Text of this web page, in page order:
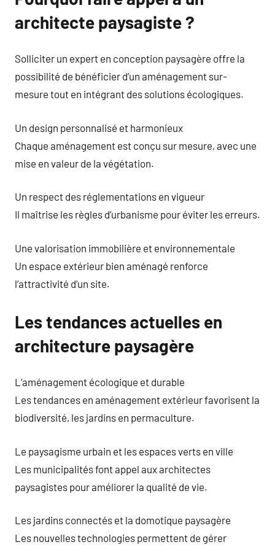
architecte paysagiste ?
Solliciter un expert en conception paysagère offre la
possibilité de bénéficier d’un aménagement sur-
mesure tout en intégrant des solutions écologiques.
Un design personnalisé et harmonieux
Chaque aménagement est conçu sur mesure, avec une
mise en valeur de la végétation.
Un respect des réglementations en vigueur
Il maîtrise les règles d’urbanisme pour éviter les erreurs.
Une valorisation immobilière et environnementale
Un espace extérieur bien aménagé renforce
l’attractivité d’un site.
Les tendances actuelles en
architecture paysagère
L’aménagement écologique et durable
Les tendances en aménagement extérieur favorisent la
biodiversité, les jardins en permaculture.
Le paysagisme urbain et les espaces verts en ville
Les municipalités font appel aux architectes
paysagistes pour améliorer la qualité de vie.
Les jardins connectés et la domotique paysagère
Les nouvelles technologies permettent de gérer